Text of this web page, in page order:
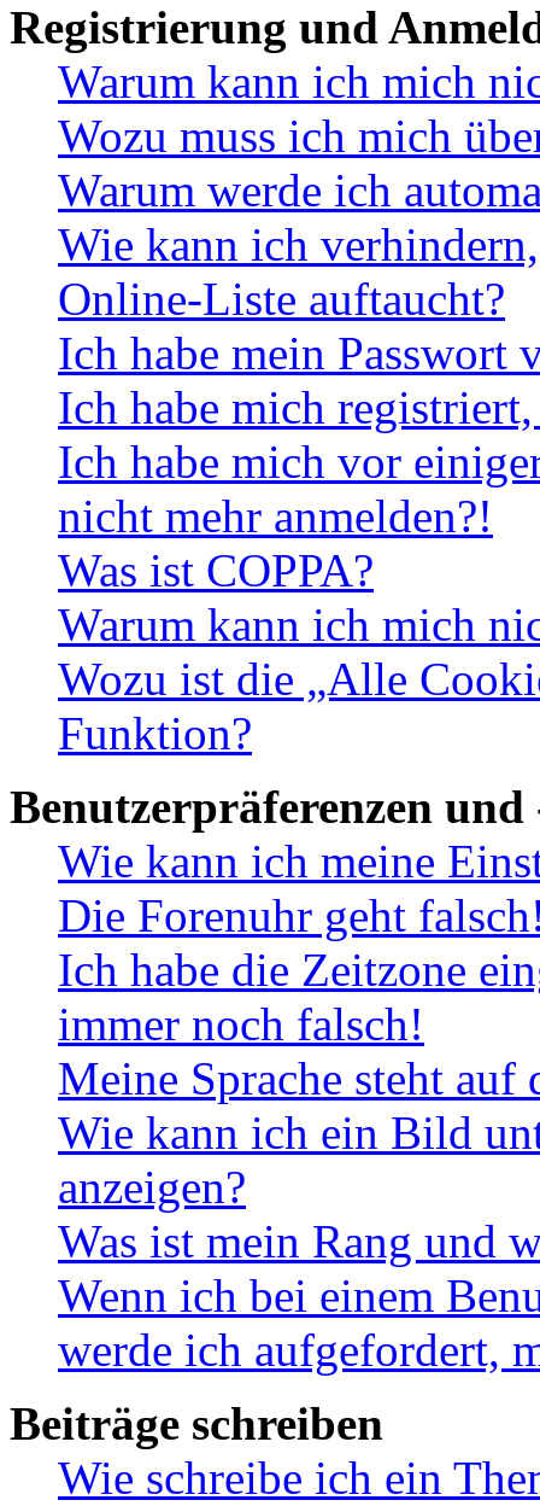
Registrierung und
Warum kann ich mich
Wozu muss ich mich
Warum werde ich
Wie kann ich
Online-Liste auftaucht?
Ich habe mein Passwort
Ich habe mich
Ich habe mich vor
nicht mehr anmelden?!
Was ist COPPA?
Warum kann ich mich
Wozu ist die „Alle
Funktion?
Benutzerpräferenzen und
Wie kann ich meine
Die Forenuhr geht
Ich habe die Zeitzone
immer noch falsch!
Meine Sprache steht
Wie kann ich ein Bild
anzeigen?
Was ist mein Rang und
Wenn ich bei einem
werde ich aufgefordert,
Beiträge schreiben
Wie schreibe ich ein